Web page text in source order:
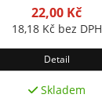
22,00 Kč
18,18 Kč bez DPH
Detail
Skladem